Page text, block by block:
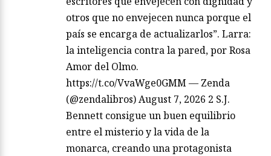
otros que no envejecen nunca porque el
país se encarga de actualizarlos”. Larra:
la inteligencia contra la pared, por Rosa
Amor del Olmo.
https://t.co/VvaWge0GMM — Zenda
(@zendalibros) August 7, 2026 2 S.J.
Bennett consigue un buen equilibrio
entre el misterio y la vida de la
monarca, creando una protagonista